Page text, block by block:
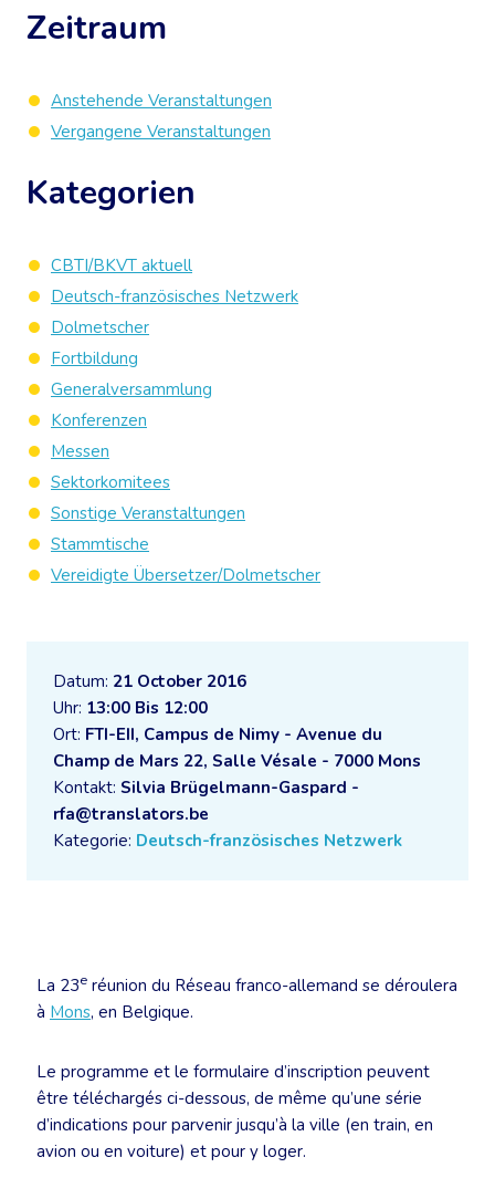
Datum: 21 October 2016
Uhr: 13:00 Bis 12:00
Ort: FTI-EII, Campus de Nimy - Avenue du
Champ de Mars 22, Salle Vésale - 7000 Mons
Kontakt: Silvia Brügelmann-Gaspard -
rfa@translators.be
Kategorie: Deutsch-französisches Netzwerk
La 23e réunion du Réseau franco-allemand se déroulera
à Mons, en Belgique.
Le programme et le formulaire d’inscription peuvent
être téléchargés ci-dessous, de même qu’une série
d’indications pour parvenir jusqu’à la ville (en train, en
avion ou en voiture) et pour y loger.
Zeitraum
Anstehende Veranstaltungen
Vergangene Veranstaltungen
Kategorien
CBTI/BKVT aktuell
Deutsch-französisches Netzwerk
Dolmetscher
Fortbildung
Generalversammlung
Konferenzen
Messen
Sektorkomitees
Sonstige Veranstaltungen
Stammtische
Vereidigte Übersetzer/Dolmetscher